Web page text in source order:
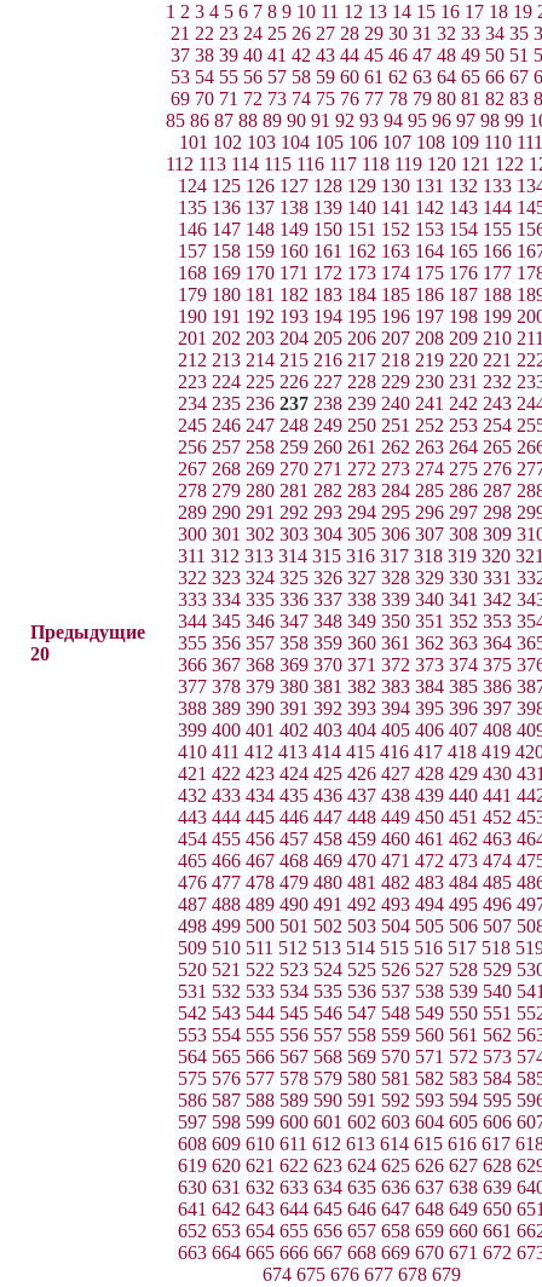
Предыдущие
20
1 2 3 4 5 6 7 8 9 10 11 12 13 14 15 16 17 18 19
21 22 23 24 25 26 27 28 29 30 31 32 33 34 35
37 38 39 40 41 42 43 44 45 46 47 48 49 50 51
53 54 55 56 57 58 59 60 61 62 63 64 65 66 67
69 70 71 72 73 74 75 76 77 78 79 80 81 82 83
85 86 87 88 89 90 91 92 93 94 95 96 97 98 99
101 102 103 104 105 106 107 108 109 110 111
112 113 114 115 116 117 118 119 120 121 122
124 125 126 127 128 129 130 131 132 133
135 136 137 138 139 140 141 142 143 144
146 147 148 149 150 151 152 153 154 155
157 158 159 160 161 162 163 164 165 166
168 169 170 171 172 173 174 175 176 177
179 180 181 182 183 184 185 186 187 188
190 191 192 193 194 195 196 197 198 199
201 202 203 204 205 206 207 208 209 210
212 213 214 215 216 217 218 219 220 221
223 224 225 226 227 228 229 230 231 232
234 235 236 237 238 239 240 241 242 243
245 246 247 248 249 250 251 252 253 254
256 257 258 259 260 261 262 263 264 265
267 268 269 270 271 272 273 274 275 276
278 279 280 281 282 283 284 285 286 287
289 290 291 292 293 294 295 296 297 298
300 301 302 303 304 305 306 307 308 309
311 312 313 314 315 316 317 318 319 320
322 323 324 325 326 327 328 329 330 331
333 334 335 336 337 338 339 340 341 342
344 345 346 347 348 349 350 351 352 353
355 356 357 358 359 360 361 362 363 364
366 367 368 369 370 371 372 373 374 375
377 378 379 380 381 382 383 384 385 386
388 389 390 391 392 393 394 395 396 397
399 400 401 402 403 404 405 406 407 408
410 411 412 413 414 415 416 417 418 419
421 422 423 424 425 426 427 428 429 430
432 433 434 435 436 437 438 439 440 441
443 444 445 446 447 448 449 450 451 452
454 455 456 457 458 459 460 461 462 463
465 466 467 468 469 470 471 472 473 474
476 477 478 479 480 481 482 483 484 485
487 488 489 490 491 492 493 494 495 496
498 499 500 501 502 503 504 505 506 507
509 510 511 512 513 514 515 516 517 518
520 521 522 523 524 525 526 527 528 529
531 532 533 534 535 536 537 538 539 540
542 543 544 545 546 547 548 549 550 551
553 554 555 556 557 558 559 560 561 562
564 565 566 567 568 569 570 571 572 573
575 576 577 578 579 580 581 582 583 584
586 587 588 589 590 591 592 593 594 595
597 598 599 600 601 602 603 604 605 606
608 609 610 611 612 613 614 615 616 617
619 620 621 622 623 624 625 626 627 628
630 631 632 633 634 635 636 637 638 639
641 642 643 644 645 646 647 648 649 650
652 653 654 655 656 657 658 659 660 661
663 664 665 666 667 668 669 670 671 672
674 675 676 677 678 679